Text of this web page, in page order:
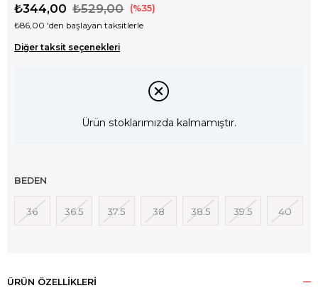
₺529,00
₺344,00 35
₺86,00 'den başlayan taksitlerle
Diğer taksit seçenekleri
Ürün stoklarımızda kalmamıştır.
BEDEN
36 36.5 37.5 38 38.5 39.5 40
ÜRÜN ÖZELLIKLERI